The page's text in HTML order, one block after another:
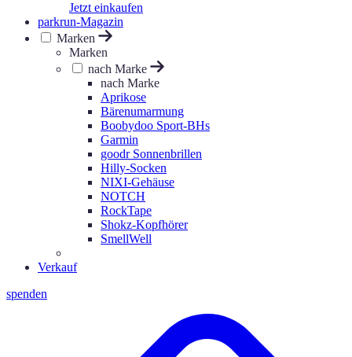
Jetzt einkaufen
parkrun-Magazin
Marken
Marken
nach Marke
nach Marke
Aprikose
Bärenumarmung
Boobydoo Sport-BHs
Garmin
goodr Sonnenbrillen
Hilly-Socken
NIXI-Gehäuse
NOTCH
RockTape
Shokz-Kopfhörer
SmellWell
Verkauf
spenden